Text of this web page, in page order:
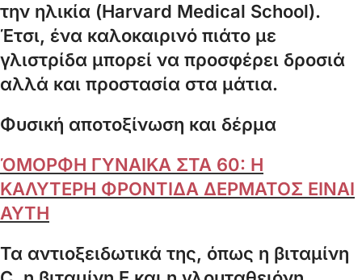
την ηλικία (Harvard Medical School).
Έτσι, ένα καλοκαιρινό πιάτο με
γλιστρίδα μπορεί να προσφέρει δροσιά
αλλά και προστασία στα μάτια.
Φυσική αποτοξίνωση και δέρμα
ΌΜΟΡΦΗ ΓΥΝΑΙΚΑ ΣΤΑ 60: Η
ΚΑΛΥΤΕΡΗ ΦΡΟΝΤΙΔΑ ΔΕΡΜΑΤΟΣ ΕΙΝΑΙ
ΑΥΤΗ
Τα αντιοξειδωτικά της, όπως η βιταμίνη